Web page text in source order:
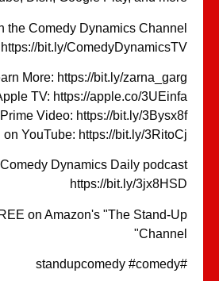
Comedy Dynamics Channel!
https://bit.ly/ComedyDynamicsTV
More: https://bit.ly/zarna_garg
TV: https://apple.co/3UEinfa
Video: https://bit.ly/3Bysx8f
on YouTube: https://bit.ly/3RitoCj
Dynamics Daily podcast!
https://bit.ly/3jx8HSD
on Amazon's "The Stand-Up
Channel"
#standupcomedy #comedy